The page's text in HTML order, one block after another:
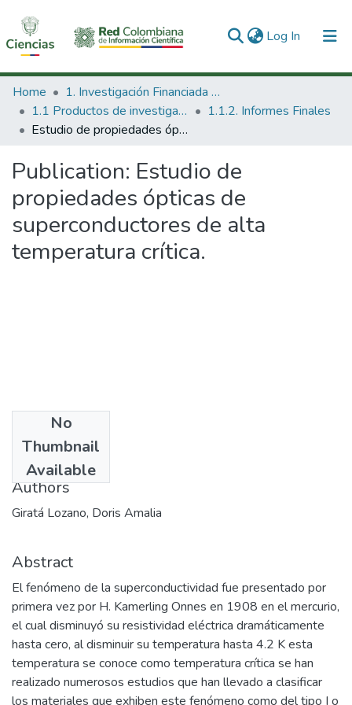
Log In (current)
Communities & Collections
All of DSpace
Home
1. Investigación Financiada con Recursos Públicos
1.1 Productos de investigación
1.1.2. Informes Finales
Estudio de propiedades ópticas de superconductores de alta temperatura crítica.
Publication: Estudio de
propiedades ópticas de
superconductores de alta
temperatura crítica.
No
Thumbnail
Available
2003
Authors
Giratá Lozano, Doris Amalia
Abstract
El fenómeno de la superconductividad fue presentado por
primera vez por H. Kamerling Onnes en 1908 en el mercurio,
el cual disminuyó su resistividad eléctrica dramáticamente
hasta cero, al disminuir su temperatura hasta 4.2 K esta
temperatura se conoce como temperatura crítica se han
realizado numerosos estudios que han llevado a clasificar
los materiales que exhiben este fenómeno como del tipo I o